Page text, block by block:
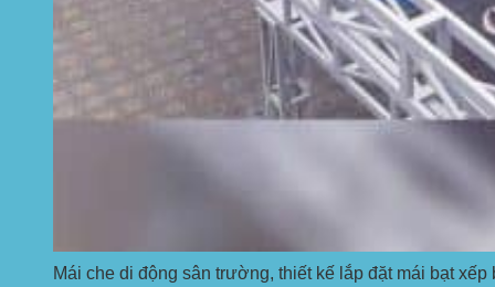
Mái che di động sân trường, thiết kế lắp đặt mái bạt